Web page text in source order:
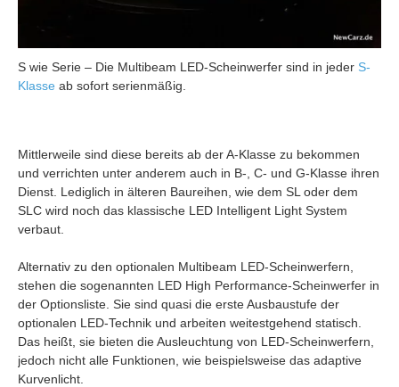
S wie Serie – Die Multibeam LED-Scheinwerfer sind in jeder S-
Klasse ab sofort serienmäßig.
Mittlerweile sind diese bereits ab der A-Klasse zu bekommen
und verrichten unter anderem auch in B-, C- und G-Klasse ihren
Dienst. Lediglich in älteren Baureihen, wie dem SL oder dem
SLC wird noch das klassische LED Intelligent Light System
verbaut.
Alternativ zu den optionalen Multibeam LED-Scheinwerfern,
stehen die sogenannten LED High Performance-Scheinwerfer in
der Optionsliste. Sie sind quasi die erste Ausbaustufe der
optionalen LED-Technik und arbeiten weitestgehend statisch.
Das heißt, sie bieten die Ausleuchtung von LED-Scheinwerfern,
jedoch nicht alle Funktionen, wie beispielsweise das adaptive
Kurvenlicht.